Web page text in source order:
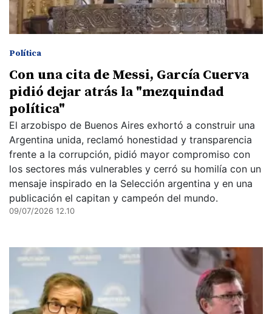
Política
Con una cita de Messi, García Cuerva
pidió dejar atrás la "mezquindad
política"
El arzobispo de Buenos Aires exhortó a construir una
Argentina unida, reclamó honestidad y transparencia
frente a la corrupción, pidió mayor compromiso con
los sectores más vulnerables y cerró su homilía con un
mensaje inspirado en la Selección argentina y en una
publicación el capitan y campeón del mundo.
09/07/2026 12.10